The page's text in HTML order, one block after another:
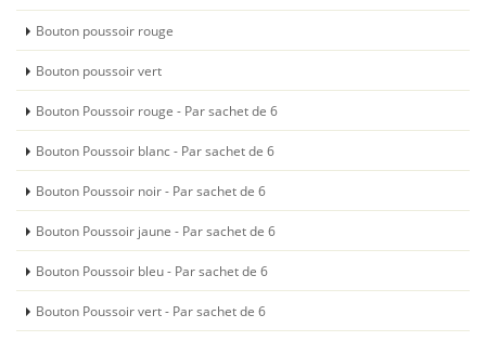
Bouton poussoir rouge
Bouton poussoir vert
Bouton Poussoir rouge - Par sachet de 6
Bouton Poussoir blanc - Par sachet de 6
Bouton Poussoir noir - Par sachet de 6
Bouton Poussoir jaune - Par sachet de 6
Bouton Poussoir bleu - Par sachet de 6
Bouton Poussoir vert - Par sachet de 6